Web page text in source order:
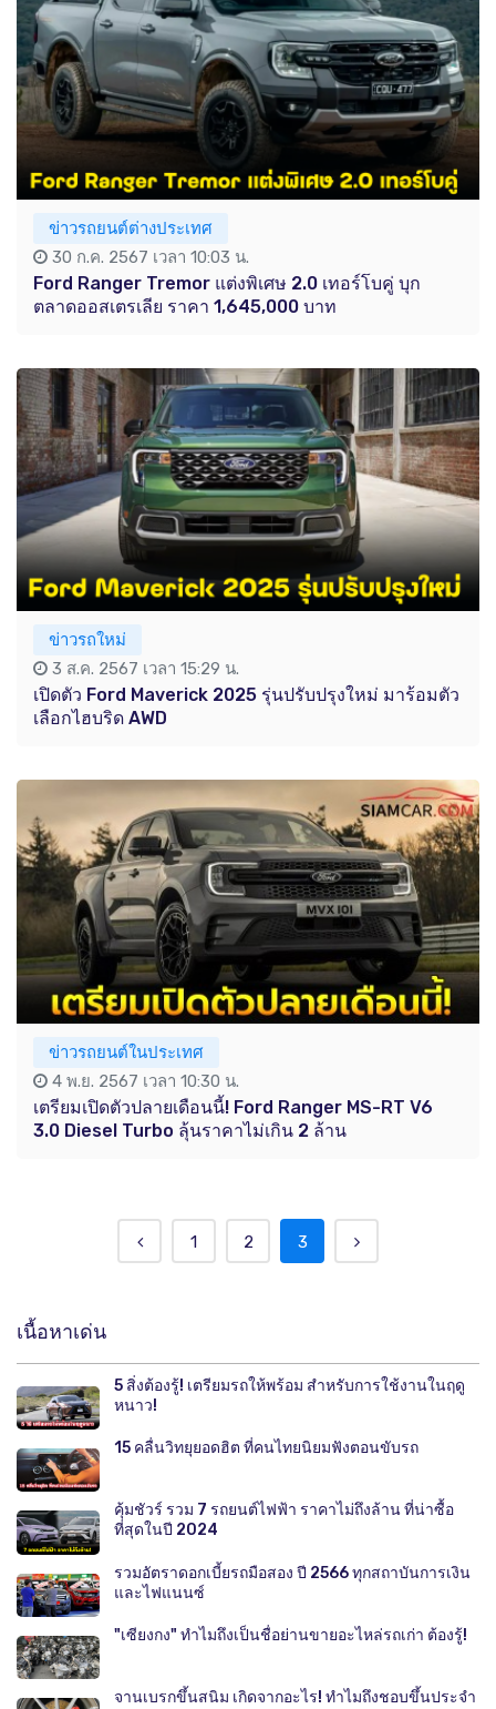
ข่าวรถยนต์ต่างประเทศ
30 ก.ค. 2567 เวลา 10:03 น.
Ford Ranger Tremor แต่งพิเศษ 2.0 เทอร์โบคู่ บุก
ตลาดออสเตรเลีย ราคา 1,645,000 บาท
ข่าวรถใหม่
3 ส.ค. 2567 เวลา 15:29 น.
เปิดตัว Ford Maverick 2025 รุ่นปรับปรุงใหม่ มาร้อมตัว
เลือกไฮบริด AWD
ข่าวรถยนต์ในประเทศ
4 พ.ย. 2567 เวลา 10:30 น.
เตรียมเปิดตัวปลายเดือนนี้! Ford Ranger MS-RT V6
3.0 Diesel Turbo ลุ้นราคาไม่เกิน 2 ล้าน
1 2 3
เนื้อหาเด่น
5 สิ่งต้องรู้! เตรียมรถให้พร้อม สำหรับการใช้งานในฤดู
หนาว!
15 คลื่นวิทยุยอดฮิต ที่คนไทยนิยมฟังตอนขับรถ
คุ้มชัวร์ รวม 7 รถยนต์ไฟฟ้า ราคาไม่ถึงล้าน ที่น่าซื้อ
ที่สุดในปี 2024
รวมอัตราดอกเบี้ยรถมือสอง ปี 2566 ทุกสถาบันการเงิน
และไฟแนนซ์
"เซียงกง" ทำไมถึงเป็นชื่อย่านขายอะไหล่รถเก่า ต้องรู้!
จานเบรกขึ้นสนิม เกิดจากอะไร! ทำไมถึงชอบขึ้นประจำ